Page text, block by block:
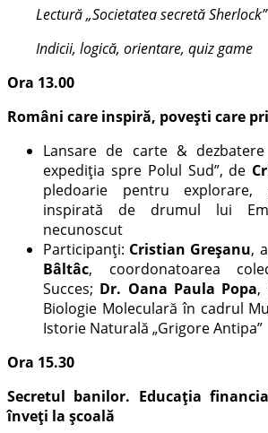
Lectură „Societatea secretă Sherlock”
Indicii, logică, orientare, quiz game
Ora 13.00
Români care inspiră, povești care
Lansare de carte &
expediția spre Polul Sud”, de
pledoarie pentru
inspirată de drumul lui
necunoscut
Participanți: Cristian Greșanu,
Bâltâc, coordonatoarea
Succes; Dr. Oana Paula Popa,
Biologie Moleculară în cadrul
Istorie Naturală „Grigore Antipa”
Ora 15.30
Secretul banilor. Educația
înveți la școală